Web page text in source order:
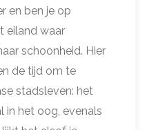
en ben je op
eiland waar
schoonheid. Hier
de tijd om te
stadsleven: het
in het oog, evenals